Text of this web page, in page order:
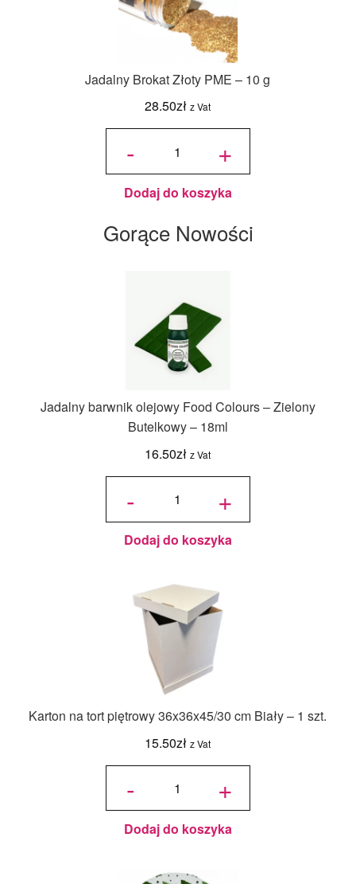
Jadalny Brokat Złoty PME – 10 g
28.50zł z Vat
-
ilość
Złoty
PME -
10 g +
Dodaj do koszyka
Gorące Nowości
Jadalny barwnik olejowy Food Colours – Zielony
Butelkowy – 18ml
16.50zł z Vat
-
ilość
olejowy
Food
Colours -
Zielony
Butelkowy
+
Dodaj do koszyka
Karton na tort piętrowy 36x36x45/30 cm Biały – 1 szt.
15.50zł z Vat
-
ilość Karton
36x36x45/30
cm Biały - 1 +
Dodaj do koszyka